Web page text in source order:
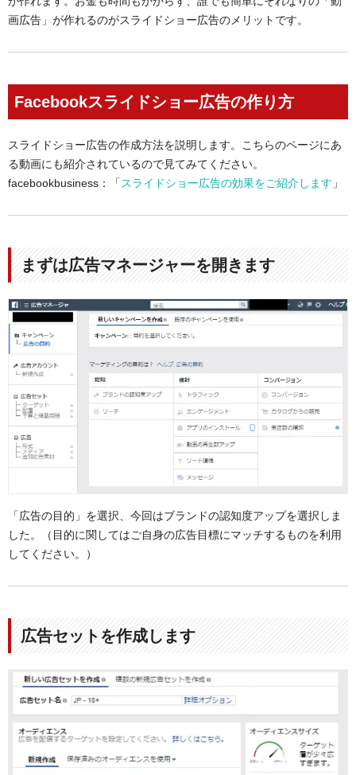
画広告」が作れるのがスライドショー広告のメリットです。
Facebookスライドショー広告の作り方
スライドショー広告の作成方法を説明します。こちらのページにあ
る動画にも紹介されているので見てみてください。
facebookbusiness：「 スライドショー広告の効果をご紹介します 」
まずは広告マネージャーを開きます
「広告の目的」を選択、今回はブランドの認知度アップを選択しま
した。（目的に関してはご自身の広告目標にマッチするものを利用
してください。）
広告セットを作成します